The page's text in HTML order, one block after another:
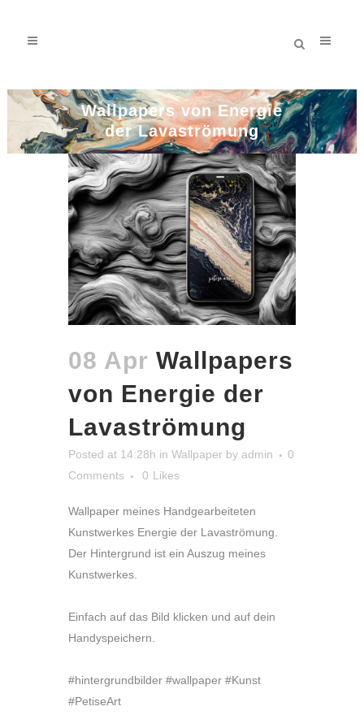
Wallpapers von Energie
der Lavaströmung
08 Apr Wallpapers
von Energie der
Lavaströmung
Posted at 14:28h in Wallpaper by admin
0
Comments
0 Likes
Wallpaper meines Handgearbeiteten
Kunstwerkes Energie der Lavaströmung.
Der Hintergrund ist ein Auszug meines
Kunstwerkes.
Einfach auf das Bild klicken und auf dein
Handyspeichern.
#hintergrundbilder #wallpaper #Kunst
#PetiseArt